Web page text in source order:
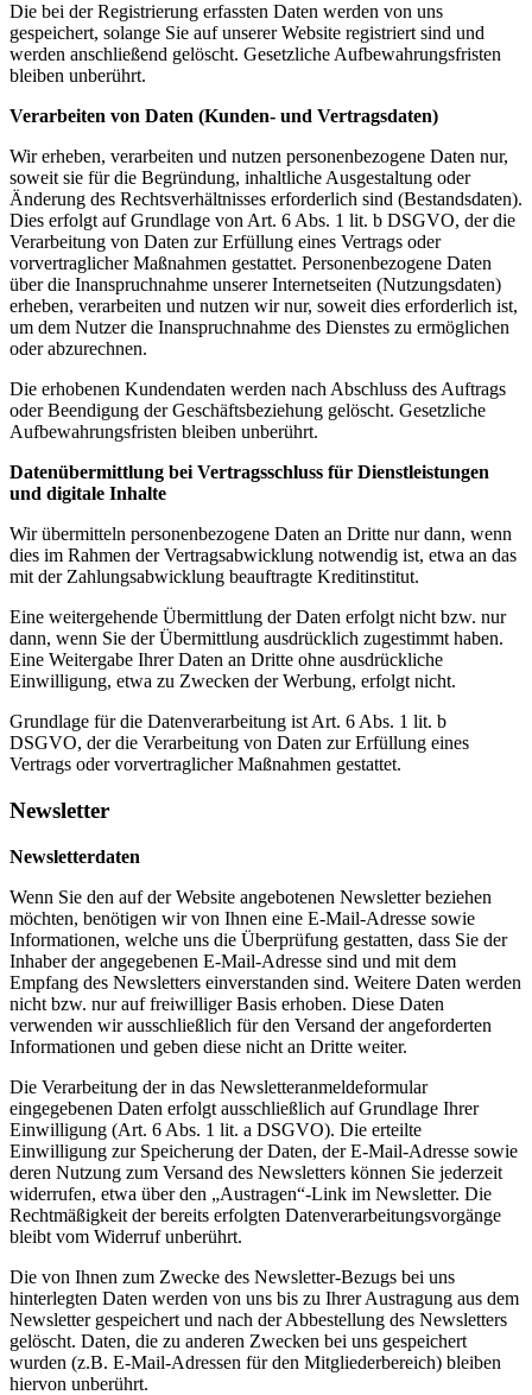
Die bei der Registrierung erfassten Daten werden von uns
gespeichert, solange Sie auf unserer Website registriert sind und
werden anschließend gelöscht. Gesetzliche Aufbewahrungsfristen
bleiben unberührt.
Verarbeiten von Daten (Kunden- und Vertragsdaten)
Wir erheben, verarbeiten und nutzen personenbezogene Daten nur,
soweit sie für die Begründung, inhaltliche Ausgestaltung oder
Änderung des Rechtsverhältnisses erforderlich sind (Bestandsdaten).
Dies erfolgt auf Grundlage von Art. 6 Abs. 1 lit. b DSGVO, der die
Verarbeitung von Daten zur Erfüllung eines Vertrags oder
vorvertraglicher Maßnahmen gestattet. Personenbezogene Daten
über die Inanspruchnahme unserer Internetseiten (Nutzungsdaten)
erheben, verarbeiten und nutzen wir nur, soweit dies erforderlich ist,
um dem Nutzer die Inanspruchnahme des Dienstes zu ermöglichen
oder abzurechnen.
Die erhobenen Kundendaten werden nach Abschluss des Auftrags
oder Beendigung der Geschäftsbeziehung gelöscht. Gesetzliche
Aufbewahrungsfristen bleiben unberührt.
Datenübermittlung bei Vertragsschluss für Dienstleistungen
und digitale Inhalte
Wir übermitteln personenbezogene Daten an Dritte nur dann, wenn
dies im Rahmen der Vertragsabwicklung notwendig ist, etwa an das
mit der Zahlungsabwicklung beauftragte Kreditinstitut.
Eine weitergehende Übermittlung der Daten erfolgt nicht bzw. nur
dann, wenn Sie der Übermittlung ausdrücklich zugestimmt haben.
Eine Weitergabe Ihrer Daten an Dritte ohne ausdrückliche
Einwilligung, etwa zu Zwecken der Werbung, erfolgt nicht.
Grundlage für die Datenverarbeitung ist Art. 6 Abs. 1 lit. b
DSGVO, der die Verarbeitung von Daten zur Erfüllung eines
Vertrags oder vorvertraglicher Maßnahmen gestattet.
Newsletter
Newsletterdaten
Wenn Sie den auf der Website angebotenen Newsletter beziehen
möchten, benötigen wir von Ihnen eine E-Mail-Adresse sowie
Informationen, welche uns die Überprüfung gestatten, dass Sie der
Inhaber der angegebenen E-Mail-Adresse sind und mit dem
Empfang des Newsletters einverstanden sind. Weitere Daten werden
nicht bzw. nur auf freiwilliger Basis erhoben. Diese Daten
verwenden wir ausschließlich für den Versand der angeforderten
Informationen und geben diese nicht an Dritte weiter.
Die Verarbeitung der in das Newsletteranmeldeformular
eingegebenen Daten erfolgt ausschließlich auf Grundlage Ihrer
Einwilligung (Art. 6 Abs. 1 lit. a DSGVO). Die erteilte
Einwilligung zur Speicherung der Daten, der E-Mail-Adresse sowie
deren Nutzung zum Versand des Newsletters können Sie jederzeit
widerrufen, etwa über den „Austragen“-Link im Newsletter. Die
Rechtmäßigkeit der bereits erfolgten Datenverarbeitungsvorgänge
bleibt vom Widerruf unberührt.
Die von Ihnen zum Zwecke des Newsletter-Bezugs bei uns
hinterlegten Daten werden von uns bis zu Ihrer Austragung aus dem
Newsletter gespeichert und nach der Abbestellung des Newsletters
gelöscht. Daten, die zu anderen Zwecken bei uns gespeichert
wurden (z.B. E-Mail-Adressen für den Mitgliederbereich) bleiben
hiervon unberührt.